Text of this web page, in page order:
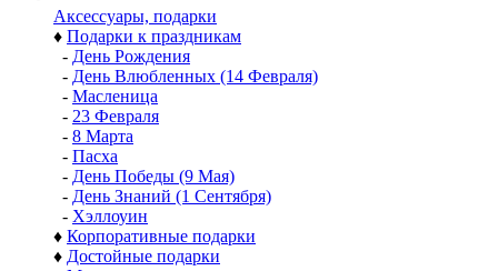
Аксессуары, подарки
♦ Подарки к праздникам
- День Рождения
- День Влюбленных (14 Февраля)
- Масленица
- 23 Февраля
- 8 Марта
- Пасха
- День Победы (9 Мая)
- День Знаний (1 Сентября)
- Хэллоуин
♦ Корпоративные подарки
♦ Достойные подарки